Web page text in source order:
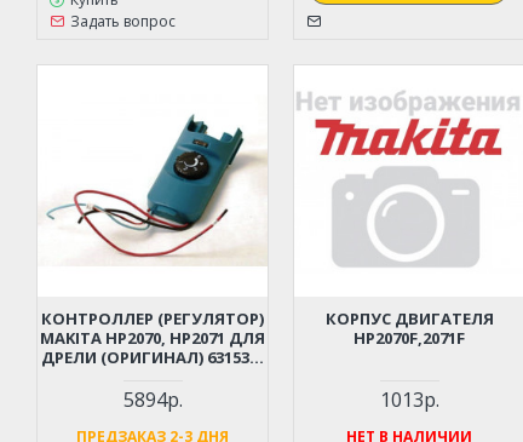
Задать вопрос
КОНТРОЛЛЕР (РЕГУЛЯТОР)
MAKITA HP2070, HP2071 ДЛЯ
ДРЕЛИ (ОРИГИНАЛ) 631534-
5894р.
ПРЕДЗАКАЗ 2-3 ДНЯ
КОРПУС ДВИГАТЕЛЯ
HP2070F,2071F
1013р.
НЕТ В НАЛИЧИИ